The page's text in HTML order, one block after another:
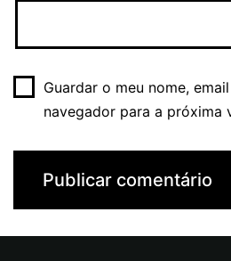
Guardar o meu nome,
navegador para a próxima